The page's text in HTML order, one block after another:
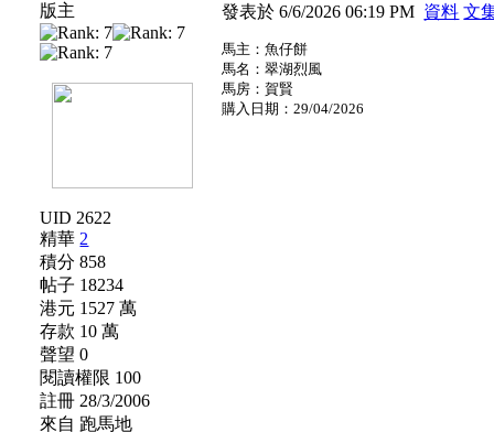
版主
UID 2622
精華 2
積分 858
帖子 18234
港元 1527 萬
存款 10 萬
聲望 0
閱讀權限 100
註冊 28/3/2006
來自 跑馬地
發表於 6/6/2026 06:19 PM 資料 文
馬主：魚仔餅
馬名：翠湖烈風
馬房：賀賢
購入日期：29/04/2026